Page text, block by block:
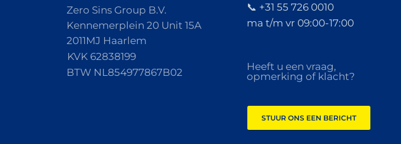
Zero Sins Group B.V.
Kennemerplein 20 Unit 15A
2011MJ Haarlem
KVK 62838199
BTW NL854977867B02
📞 +31 55 726 0010
ma t/m vr 09:00-17:00
Heeft u een vraag,
opmerking of klacht?
STUUR ONS EEN BERICHT